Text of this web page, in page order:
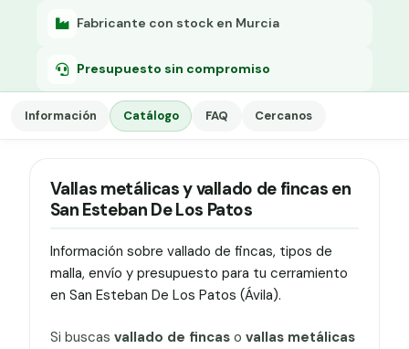
Fabricante con stock en Murcia
Presupuesto sin compromiso
Información Catálogo FAQ Cercanos
Vallas metálicas y vallado de fincas en
San Esteban De Los Patos
Información sobre vallado de fincas, tipos de
malla, envío y presupuesto para tu cerramiento
en San Esteban De Los Patos (Ávila).
Si buscas vallado de fincaso vallas metálicas